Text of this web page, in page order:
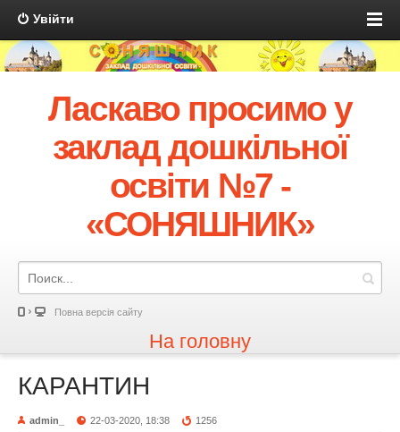
Увійти
Ласкаво просимо у
заклад дошкільної
освіти №7 -
«СОНЯШНИК»
Повна версія сайту
На головну
КАРАНТИН
admin_ 22-03-2020, 18:38 1256